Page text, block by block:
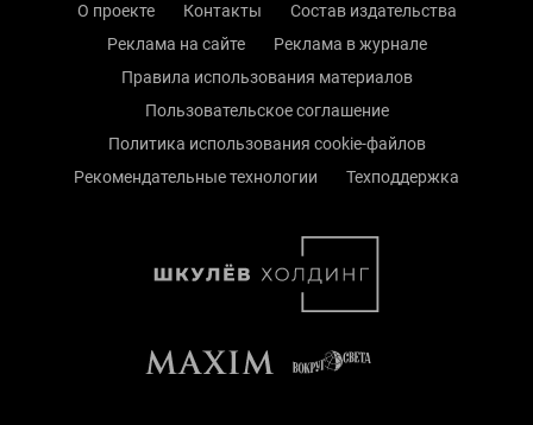
О проекте Контакты
Состав издательства
Реклама на сайте
Реклама в журнале
Правила использования материалов
Пользовательское соглашение
Политика использования cookie-файлов
Рекомендательные технологии
Техподдержка